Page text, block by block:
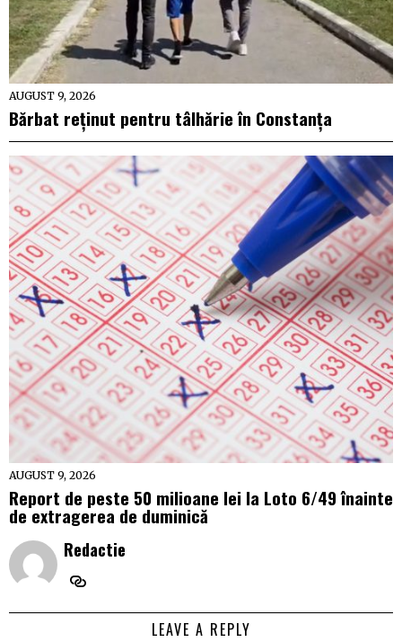
AUGUST 9, 2026
Bărbat reținut pentru tâlhărie în Constanța
AUGUST 9, 2026
Report de peste 50 milioane lei la Loto 6/49 înainte
de extragerea de duminică
Redactie
LEAVE A REPLY